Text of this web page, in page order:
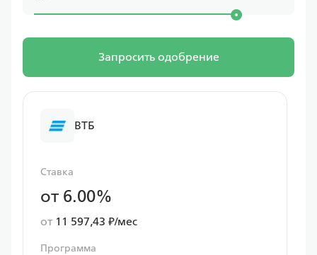
Запросить одобрение
ВТБ
Ставка
от 6.00%
от11 597,43 ₽/мес
Программа